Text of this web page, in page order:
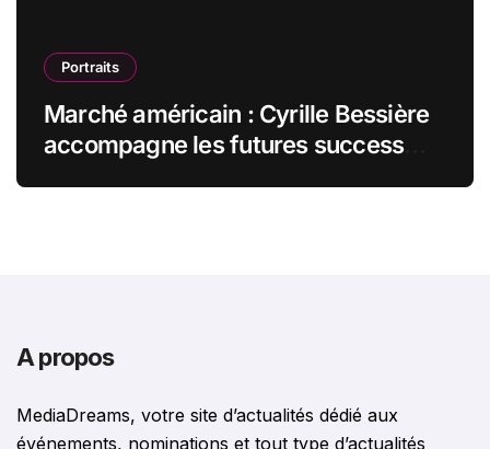
Portraits
Marché américain : Cyrille Bessière
accompagne les futures success
A propos
MediaDreams, votre site d’actualités dédié aux
événements, nominations et tout type d’actualités